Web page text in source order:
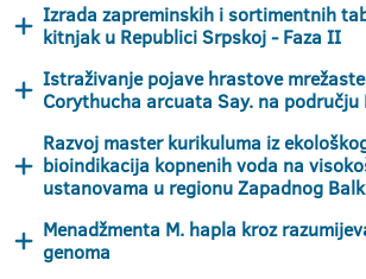
Izrada zapreminskih i sortimentnih
kitnjak u Republici Srpskoj - Faza II
Istraživanje pojave hrastove
Corythucha arcuata Say. na području
Razvoj master kurikuluma iz
bioindikacija kopnenih voda na
ustanovama u regionu Zapadnog
Menadžmenta M. hapla kroz
genoma